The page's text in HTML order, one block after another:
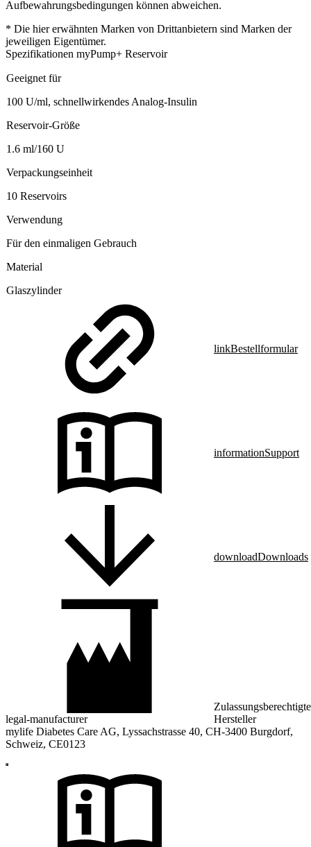
Aufbewahrungsbedingungen können abweichen.
* Die hier erwähnten Marken von Drittanbietern sind Marken der
jeweiligen Eigentümer.
Spezifikationen myPump+ Reservoir
Geeignet für
100 U/ml, schnellwirkendes Analog-Insulin
Reservoir-Größe
1.6 ml/160 U
Verpackungseinheit
10 Reservoirs
Verwendung
Für den einmaligen Gebrauch
Material
Glaszylinder
linkBestellformular
informationSupport
downloadDownloads
legal-manufacturer
Hersteller
mylife Diabetes Care AG, Lyssachstrasse 40, CH-3400 Burgdorf,
Schweiz, CE0123